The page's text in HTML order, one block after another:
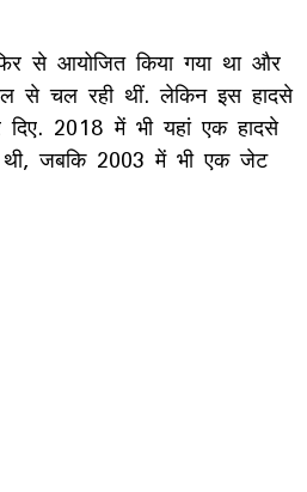
से आयोजित किया गया था और
से चल रही थीं. लेकिन इस हादसे
2018 में भी यहां एक हादसे
जबकि 2003 में भी एक जेट